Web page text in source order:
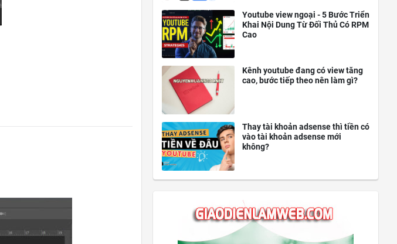
Youtube view ngoại - 5 Bước Triển
Khai Nội Dung Từ Đối Thủ Có RPM
Cao
Kênh youtube đang có view tăng
cao, bước tiếp theo nên làm gì?
Thay tài khoản adsense thì tiền có
vào tài khoản adsense mới
không?